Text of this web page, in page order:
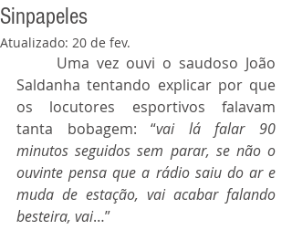
Sinpapeles
Atualizado: 20 de fev.
Saldanha tentando explicar por que
os locutores esportivos falavam
tanta bobagem: “vai lá falar 90
minutos seguidos sem parar, se não o
ouvinte pensa que a rádio saiu do ar e
muda de estação, vai acabar falando
besteira, vai…”